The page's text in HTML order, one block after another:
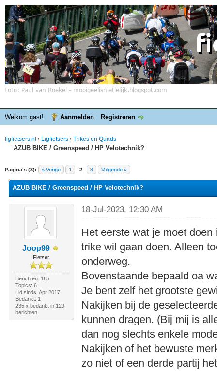
Welkom gast! Aanmelden Registreren
ligfietsers.nl › Ligfietsers › Trikes en Quads
AZUB BIKE / Greenspeed / HP Velotechnik?
Pagina's (3): « Vorige 1 2 3 Volgende »
waardering is 0
AZUB BIKE / Greenspeed / HP Velotechnik?
Joop99
Fietser
Berichten: 165
Topics: 6
Lid sinds: Apr 2017
Bedankt: 1
235 x bedankt in 129
berichten
18-Jul-2023, 12:30 AM
Het eerste wat je moet
trike wil gaan doen. Alleen
onderweg.
Bovenstaande bepaald oa
Je bent zelf het grootste
Nakijken bij de
kunnen dragen. (Bij mij is
dan nog slechts enkele
Nakijken of het bewuste
zo niet of een derde partij